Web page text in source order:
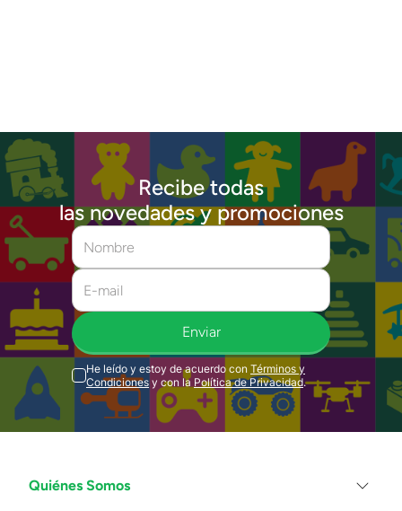
Recibe todas
las novedades y promociones
Enviar
He leído y estoy de acuerdo con Términos y
Condiciones y con la Política de Privacidad.
Quiénes Somos